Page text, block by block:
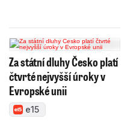
Za státní dluhy Česko platí
čtvrté nejvyšší úroky v
Evropské unii
e15